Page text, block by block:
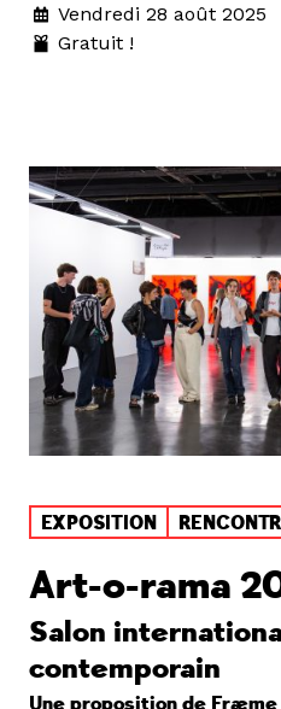
Vendredi 28 août 2025
Gratuit !
EXPOSITION
Art-o-rama
Salon
contemporain
Une proposition de Fræme